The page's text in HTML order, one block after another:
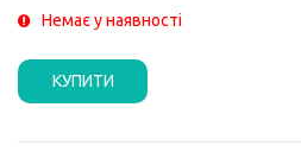
Немає у наявності
КУПИТИ